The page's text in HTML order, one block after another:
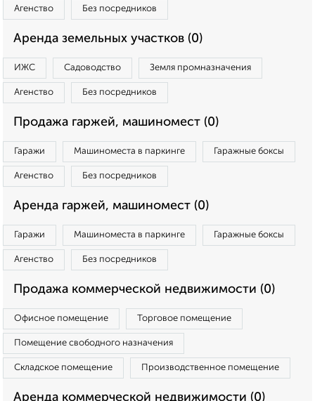
Агенство Без посредников
Аренда земельных участков (0)
ИЖС Садоводство Земля промназначения
Агенство Без посредников
Продажа гаржей, машиномест (0)
Гаражи Машиноместа в паркинге Гаражные боксы
Агенство Без посредников
Аренда гаржей, машиномест (0)
Гаражи Машиноместа в паркинге Гаражные боксы
Агенство Без посредников
Продажа коммерческой недвижимости (0)
Офисное помещение Торговое помещение
Помещение свободного назначения
Складское помещение Производственное помещение
Аренда коммерческой недвижимости (0)